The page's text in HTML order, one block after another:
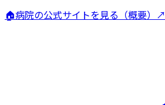
🏠病院の公式サイトを見る（概要）↗